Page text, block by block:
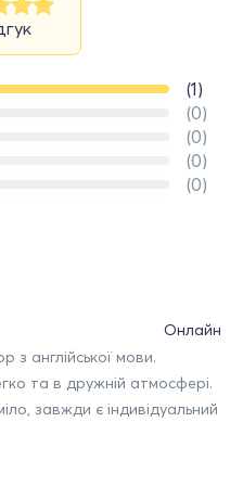
(1)
(0)
(0)
(0)
(0)
Онлайн
англійської мови.
та в дружній атмосфері.
завжди є індивідуальний